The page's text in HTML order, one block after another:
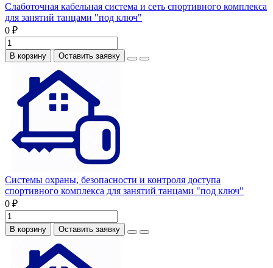
Слаботочная кабельная система и сеть спортивного комплекса
для занятий танцами "под ключ"
0 ₽
В корзину Оставить заявку
Системы охраны, безопасности и контроля доступа
спортивного комплекса для занятий танцами "под ключ"
0 ₽
В корзину Оставить заявку